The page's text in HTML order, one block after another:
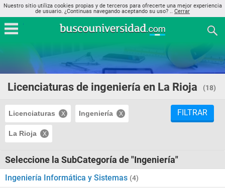
Nuestro sitio utiliza cookies propias y de terceros para ofrecerte una mejor experiencia
de usuario. ¿Continuas navegando aceptando su uso? .. Cerrar
Licenciaturas de ingeniería en La Rioja (18)
Licenciaturas Ingeniería
La Rioja
FILTRAR
Seleccione la SubCategoría de "Ingeniería"
Ingeniería Informática y Sistemas (4)